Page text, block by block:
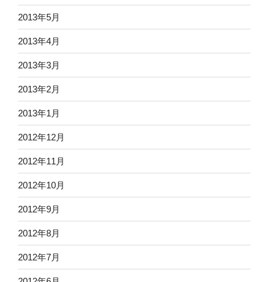
2013年5月
2013年4月
2013年3月
2013年2月
2013年1月
2012年12月
2012年11月
2012年10月
2012年9月
2012年8月
2012年7月